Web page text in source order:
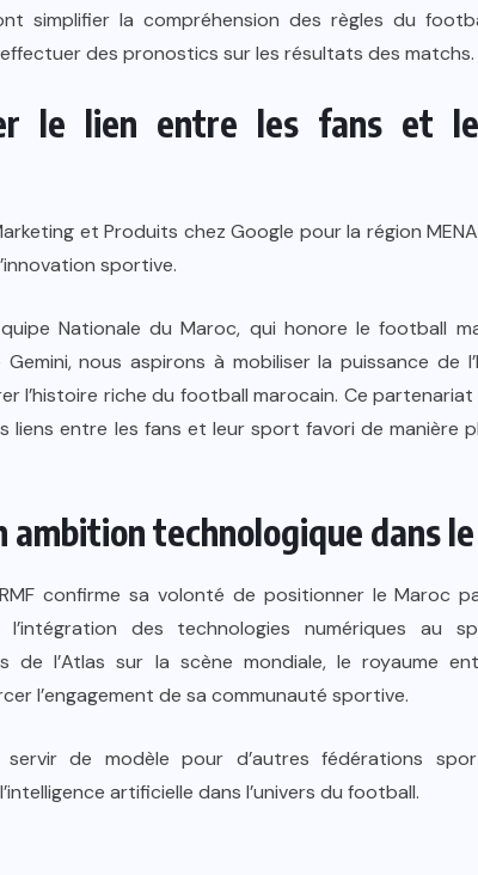
simplifier la compréhension des règles du
des pronostics sur les résultats des matchs.
le lien entre les fans et
et Produits chez Google pour la région
sportive.
Nationale du Maroc, qui honore le football
nous aspirons à mobiliser la puissance de
l’histoire riche du football marocain. Ce partenariat
liens entre les fans et leur sport favori de manière
ambition technologique dans
confirme sa volonté de positionner le Maroc
des technologies numériques au
de l’Atlas sur la scène mondiale, le royaume
l’engagement de sa communauté sportive.
de modèle pour d’autres fédérations
artificielle dans l’univers du football.